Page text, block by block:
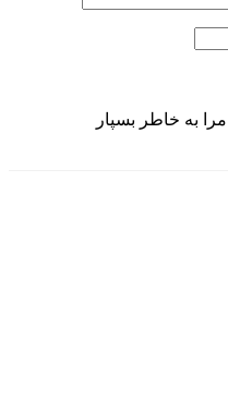
مرا به خاطر بسپار